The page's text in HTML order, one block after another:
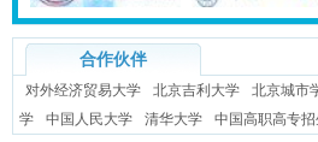
合作伙伴
对外经济贸易大学 北京吉利大学 北京城市
学
中国人民大学 清华大学 中国高职高专招